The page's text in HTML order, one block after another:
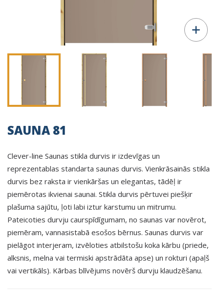
SAUNA 81
Clever-line Saunas stikla durvis ir izdevīgas un
reprezentablas standarta saunas durvis. Vienkrāsainās stikla
durvis bez raksta ir vienkāršas un elegantas, tādēļ ir
piemērotas ikvienai saunai. Stikla durvis pērtuvei piešķir
plašuma sajūtu, ļoti labi iztur karstumu un mitrumu.
Pateicoties durvju caurspīdīgumam, no saunas var novērot,
piemēram, vannasistabā esošos bērnus. Saunas durvis var
pielāgot interjeram, izvēloties atbilstošu koka kārbu (priede,
alksnis, melna vai termiski apstrādāta apse) un rokturi (apaļš
vai vertikāls). Kārbas blīvējums novērš durvju klaudzēšanu.